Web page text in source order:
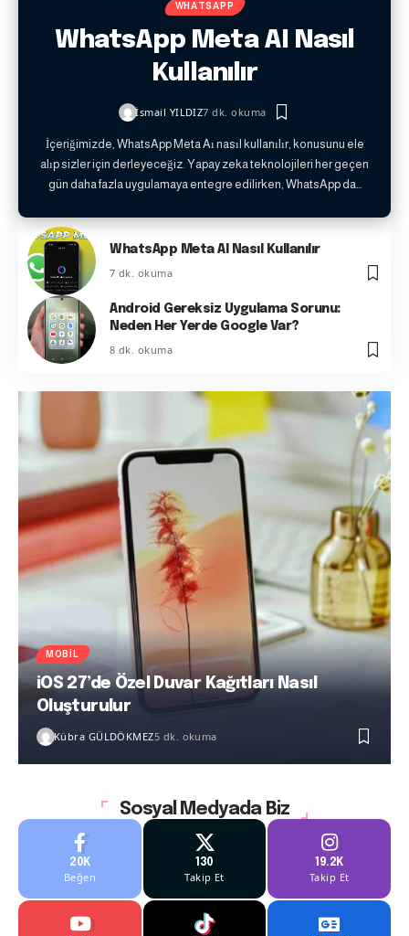
WHATSAPP
WhatsApp Meta AI Nasıl
Kullanılır
İsmail YILDIZ7 dk. okuma
İçeriğimizde, WhatsApp Meta Aı nasıl kullanılır, konusunu ele
alıp sizler için derleyeceğiz. Yapay zeka teknolojileri her geçen
gün daha fazla uygulamaya entegre edilirken, WhatsApp da…
WhatsApp Meta AI Nasıl Kullanılır
7 dk. okuma
Android Gereksiz Uygulama Sorunu:
Neden Her Yerde Google Var?
8 dk. okuma
MOBIL
iOS 27’de Özel Duvar Kağıtları Nasıl
Oluşturulur
Kübra GÜLDÖKMEZ5 dk. okuma
Sosyal Medyada Biz
20K
Beğen
130
Takip Et
19.2K
Takip Et